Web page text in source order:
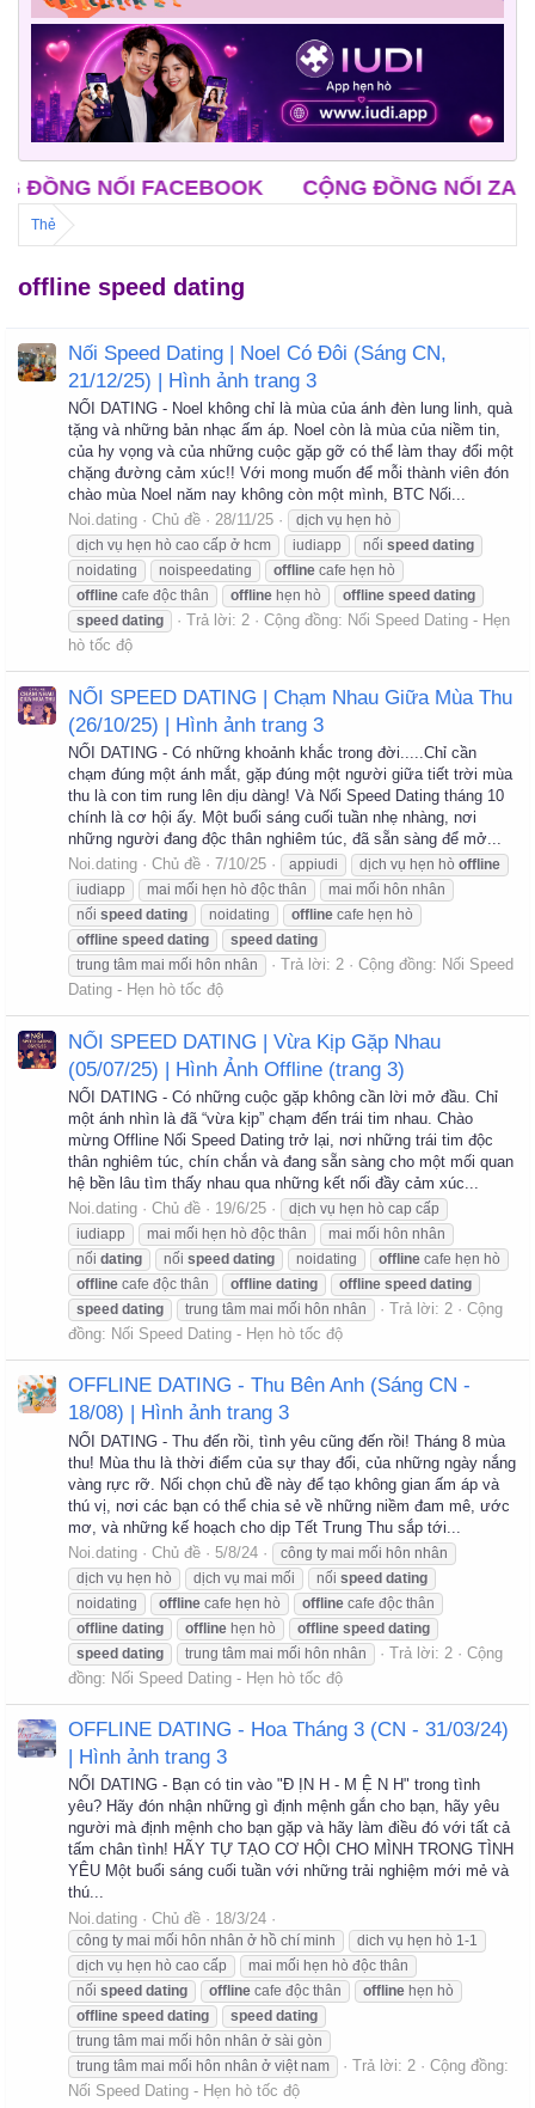
NỐI FACEBOOK CỘNG ĐỒNG NỐI ZALO
Thẻ
offline speed dating
Nối Speed Dating | Noel Có Đôi (Sáng CN,
21/12/25) | Hình ảnh trang 3
NỐI DATING - Noel không chỉ là mùa của ánh đèn lung linh, quà
tặng và những bản nhạc ấm áp. Noel còn là mùa của niềm tin,
của hy vọng và của những cuộc gặp gỡ có thể làm thay đổi một
chặng đường cảm xúc!! Với mong muốn để mỗi thành viên đón
chào mùa Noel năm nay không còn một mình, BTC Nối...
Noi.dating
Chủ đề 28/11/25
dịch vụ hẹn hò
dịch vụ hẹn hò cao cấp ở hcm
iudiapp nối speed dating
noidating
noispeedating offline cafe hẹn hò
offline cafe độc thân offline hẹn hò offline speed dating
speed dating Trả lời: 2 Cộng đồng: Nối Speed Dating - Hẹn
hò tốc độ
NỐI SPEED DATING | Chạm Nhau Giữa Mùa Thu
(26/10/25) | Hình ảnh trang 3
NỐI DATING - Có những khoảnh khắc trong đời.....Chỉ cần
chạm đúng một ánh mắt, gặp đúng một người giữa tiết trời mùa
thu là con tim rung lên dịu dàng! Và Nối Speed Dating tháng 10
chính là cơ hội ấy. Một buổi sáng cuối tuần nhẹ nhàng, nơi
những người đang độc thân nghiêm túc, đã sẵn sàng để mở...
Noi.dating
Chủ đề 7/10/25 appiudi dịch vụ hẹn hò offline
iudiapp
mai mối hẹn hò độc thân
mai mối hôn nhân
nối speed dating noidating offline cafe hẹn hò
offline speed dating speed dating
trung tâm mai mối hôn nhân
Trả lời: 2 Cộng đồng: Nối Speed
Dating - Hẹn hò tốc độ
NỐI SPEED DATING | Vừa Kịp Gặp Nhau
(05/07/25) | Hình Ảnh Offline (trang 3)
NỐI DATING - Có những cuộc gặp không cần lời mở đầu. Chỉ
một ánh nhìn là đã “vừa kịp” chạm đến trái tim nhau. Chào
mừng Offline Nối Speed Dating trở lại, nơi những trái tim độc
thân nghiêm túc, chín chắn và đang sẵn sàng cho một mối quan
hệ bền lâu tìm thấy nhau qua những kết nối đầy cảm xúc...
Noi.dating
Chủ đề 19/6/25
dịch vụ hẹn hò cap cấp
iudiapp
mai mối hẹn hò độc thân
mai mối hôn nhân
nối dating nối speed dating noidating offline cafe hẹn hò
offline cafe độc thân offline dating offline speed dating
speed dating trung tâm mai mối hôn nhân Trả lời: 2
Cộng
đồng: Nối Speed Dating - Hẹn hò tốc độ
OFFLINE DATING - Thu Bên Anh (Sáng CN -
18/08) | Hình ảnh trang 3
NỐI DATING - Thu đến rồi, tình yêu cũng đến rồi! Tháng 8 mùa
thu! Mùa thu là thời điểm của sự thay đổi, của những ngày nắng
vàng rực rỡ. Nối chọn chủ đề này để tạo không gian ấm áp và
thú vị, nơi các bạn có thể chia sẻ về những niềm đam mê, ước
mơ, và những kế hoạch cho dịp Tết Trung Thu sắp tới...
Noi.dating
Chủ đề 5/8/24
công ty mai mối hôn nhân
dịch vụ hẹn hò
dịch vụ mai mối nối speed dating
noidating
offline cafe hẹn hò offline cafe độc thân
offline dating offline hẹn hò offline speed dating
speed dating trung tâm mai mối hôn nhân Trả lời: 2
Cộng
đồng: Nối Speed Dating - Hẹn hò tốc độ
OFFLINE DATING - Hoa Tháng 3 (CN - 31/03/24)
| Hình ảnh trang 3
NỐI DATING - Bạn có tin vào "Đ ỊN H - M Ệ N H" trong tình
yêu? Hãy đón nhận những gì định mệnh gắn cho bạn, hãy yêu
người mà định mệnh cho bạn gặp và hãy làm điều đó với tất cả
tấm chân tình! HÃY TỰ TẠO CƠ HỘI CHO MÌNH TRONG TÌNH
YÊU Một buổi sáng cuối tuần với những trải nghiệm mới mẻ và
thú...
Noi.dating
Chủ đề 18/3/24
công ty mai mối hôn nhân ở hồ chí minh
dich vụ hẹn hò 1-1
dịch vụ hẹn hò cao cấp
mai mối hẹn hò độc thân
nối speed dating offline cafe độc thân offline hẹn hò
offline speed dating speed dating
trung tâm mai mối hôn nhân ở sài gòn
trung tâm mai mối hôn nhân ở việt nam
Trả lời: 2
Cộng đồng:
Nối Speed Dating - Hẹn hò tốc độ